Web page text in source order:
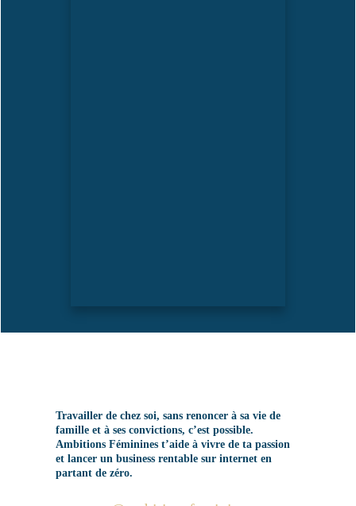
Travailler de chez soi, sans renoncer à sa vie de
famille et à ses convictions, c’est possible.
Ambitions Féminines t’aide à vivre de ta passion
et lancer un business rentable sur internet en
partant de zéro.